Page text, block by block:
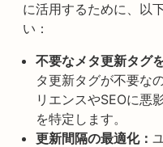
に活用するために、以
い：
不要なメタ更新タグ
タ更新タグが不要な
リエンスやSEOに悪
を特定します。
更新間隔の最適化：